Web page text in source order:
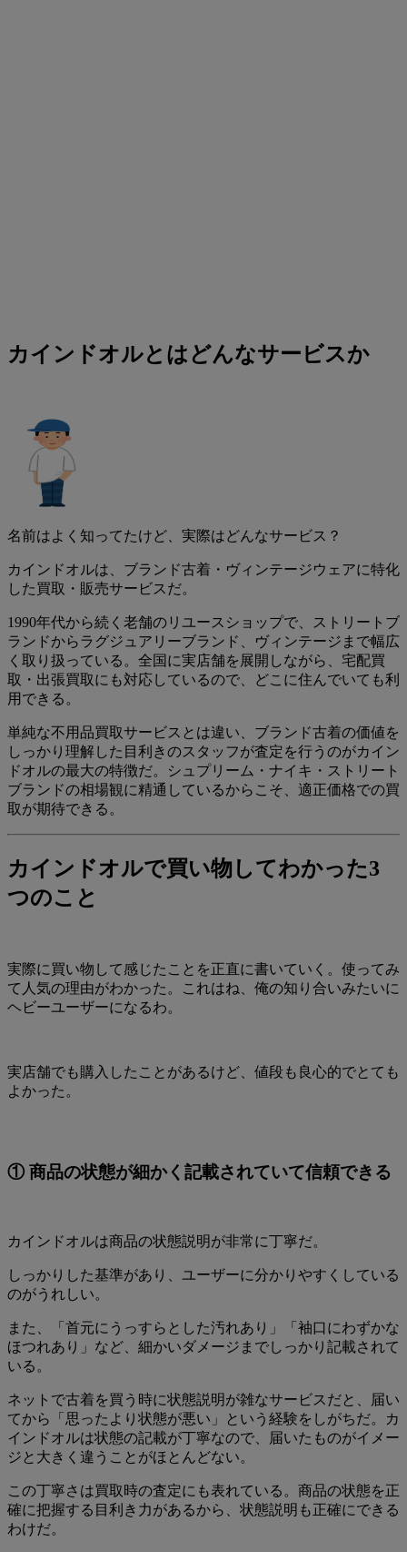
カインドオルとはどんなサービスか
名前はよく知ってたけど、実際はどんなサービス？
カインドオルは、ブランド古着・ヴィンテージウェアに特化
した買取・販売サービスだ。
1990年代から続く老舗のリユースショップで、ストリートブ
ランドからラグジュアリーブランド、ヴィンテージまで幅広
く取り扱っている。全国に実店舗を展開しながら、宅配買
取・出張買取にも対応しているので、どこに住んでいても利
用できる。
単純な不用品買取サービスとは違い、ブランド古着の価値を
しっかり理解した目利きのスタッフが査定を行うのがカイン
ドオルの最大の特徴だ。シュプリーム・ナイキ・ストリート
ブランドの相場観に精通しているからこそ、適正価格での買
取が期待できる。
カインドオルで買い物してわかった3
つのこと
実際に買い物して感じたことを正直に書いていく。使ってみ
て人気の理由がわかった。これはね、俺の知り合いみたいに
ヘビーユーザーになるわ。
実店舗でも購入したことがあるけど、値段も良心的でとても
よかった。
① 商品の状態が細かく記載されていて信頼できる
カインドオルは商品の状態説明が非常に丁寧だ。
しっかりした基準があり、ユーザーに分かりやすくしている
のがうれしい。
また、「首元にうっすらとした汚れあり」「袖口にわずかな
ほつれあり」など、細かいダメージまでしっかり記載されて
いる。
ネットで古着を買う時に状態説明が雑なサービスだと、届い
てから「思ったより状態が悪い」という経験をしがちだ。カ
インドオルは状態の記載が丁寧なので、届いたものがイメー
ジと大きく違うことがほとんどない。
この丁寧さは買取時の査定にも表れている。商品の状態を正
確に把握する目利き力があるから、状態説明も正確にできる
わけだ。